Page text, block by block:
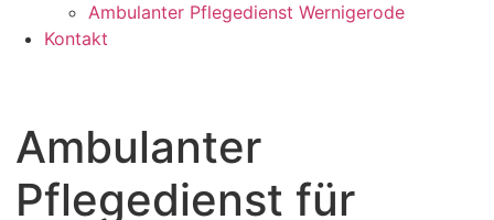
Ambulanter Pflegedienst Wernigerode
Kontakt
Ambulanter
Pflegedienst für